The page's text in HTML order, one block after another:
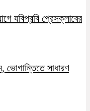
যবিপ্রবি প্রেসক্লাবের
ভোগান্তিতে সাধারণ